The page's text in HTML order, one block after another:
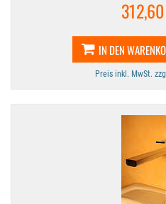
IN DEN
Preis inkl. MwSt.